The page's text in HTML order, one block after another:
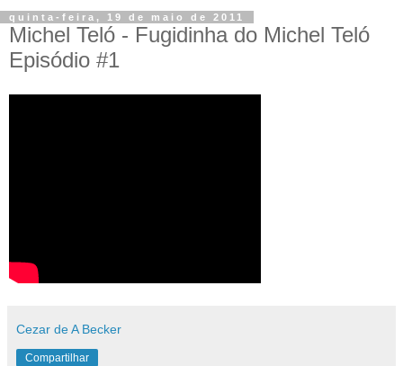
quinta-feira, 19 de maio de 2011
Michel Teló - Fugidinha do Michel Teló
Episódio #1
Cezar de A Becker
Compartilhar